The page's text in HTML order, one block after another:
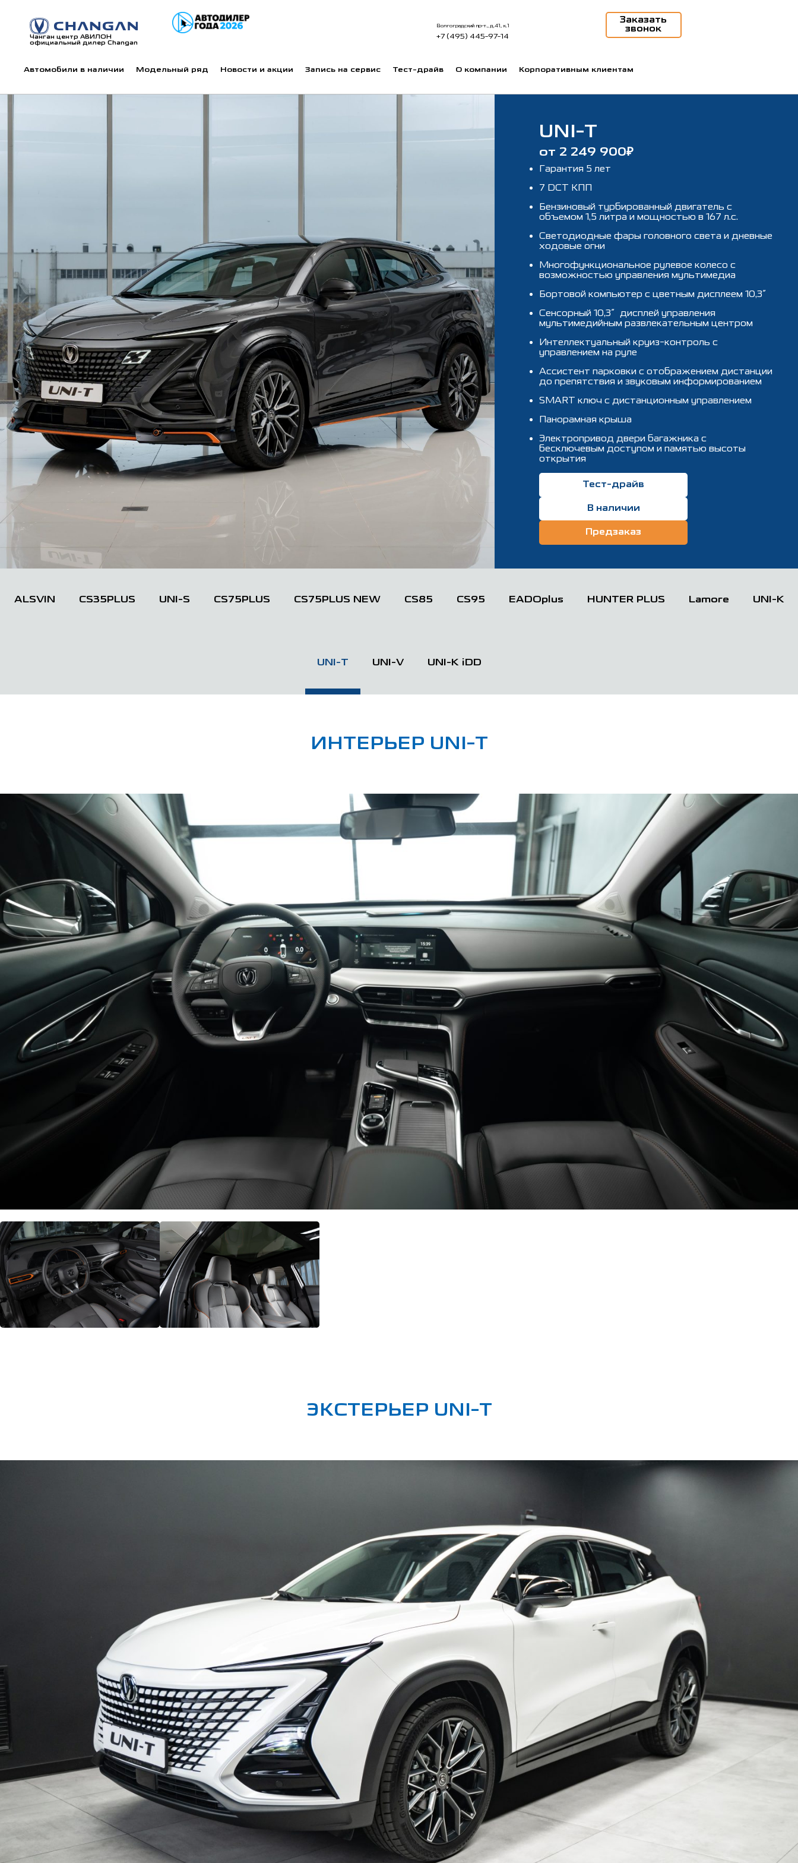
Чанган центр АВИЛОН
официальный дилер Changan
Волгоградский пр-т., д.41, к.1
+7 (495) 445-97-14
Заказать
звонок
Автомобили в наличии Модельный ряд Новости и акции Запись на сервис Тест-драйв О компании Корпоративным клиентам
UNI-T
от 2 249 900₽
Гарантия 5 лет
7 DCT КПП
Бензиновый турбированный двигатель с
объемом 1,5 литра и мощностью в 167 л.с.
Светодиодные фары головного света и дневные
ходовые огни
Многофункциональное рулевое колесо с
возможностью управления мультимедиа
Бортовой компьютер с цветным дисплеем 10,3″
Сенсорный 10,3″дисплей управления
мультимедийным развлекательным центром
Интеллектуальный круиз-контроль с
управлением на руле
Ассистент парковки с отображением дистанции
до препятствия и звуковым информированием
SMART ключ с дистанционным управлением
Панорамная крыша
Электропривод двери багажника с
бесключевым доступом и памятью высоты
открытия
Тест-драйв
В наличии
Предзаказ
ALSVIN CS35PLUS UNI-S CS75PLUS CS75PLUS NEW CS85 CS95 EADOplus HUNTER PLUS Lamore UNI-K
UNI-T UNI-V UNI-K iDD
ИНТЕРЬЕР UNI-T
ЭКСТЕРЬЕР UNI-T